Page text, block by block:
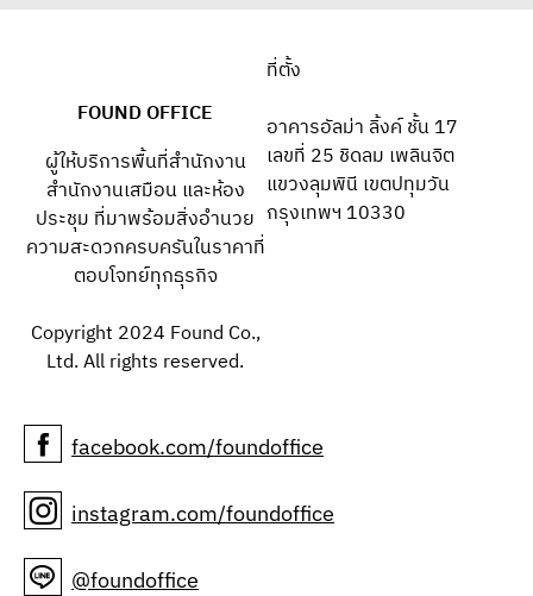
FOUND OFFICE
ผู้ให้บริการพื้นที่สำนักงาน
สำนักงานเสมือน และห้อง
ประชุม ที่มาพร้อมสิ่งอำนวย
ความสะดวกครบครันในราคาที่
ตอบโจทย์ทุกธุรกิจ
Copyright 2024 Found Co.,
Ltd. All rights reserved.
ที่ตั้ง
อาคารอัลม่า ลิ้งค์ ชั้น 17
เลขที่ 25 ชิดลม เพลินจิต
แขวงลุมพินี เขตปทุมวัน
กรุงเทพฯ 10330
facebook.com/foundoffice
instagram.com/foundoffice
@foundoffice